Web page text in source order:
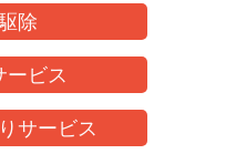
除
ービス
サービス